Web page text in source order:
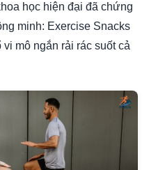
học hiện đại đã chứng
minh: Exercise Snacks
mô ngắn rải rác suốt cả